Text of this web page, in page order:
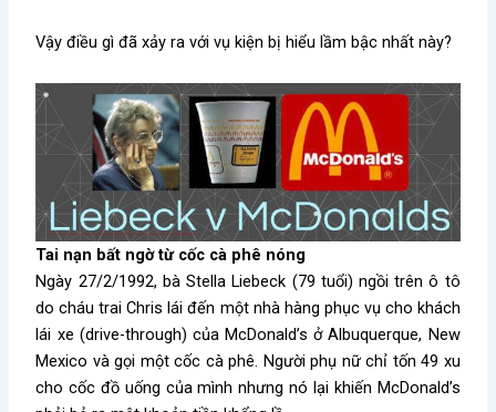
Vậy điều gì đã xảy ra với vụ kiện bị hiểu lầm bậc nhất này?
Tai nạn bất ngờ từ cốc cà phê nóng
Ngày 27/2/1992, bà Stella Liebeck (79 tuổi) ngồi trên ô tô
do cháu trai Chris lái đến một nhà hàng phục vụ cho khách
lái xe (drive-through) của McDonald’s ở Albuquerque, New
Mexico và gọi một cốc cà phê. Người phụ nữ chỉ tốn 49 xu
cho cốc đồ uống của mình nhưng nó lại khiến McDonald’s